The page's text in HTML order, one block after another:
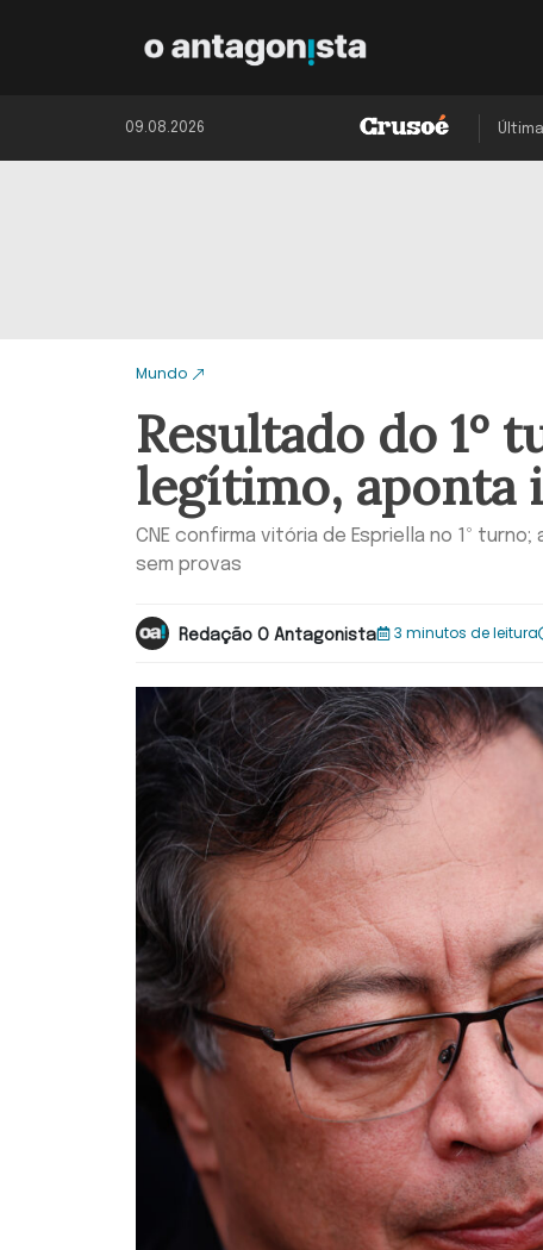
09.08.2026
Mundo
Resultado do 1º
legítimo, aponta
CNE confirma vitória de Espriella no 1º
sem provas
Redação O Antagonista 3 minutos de leitura